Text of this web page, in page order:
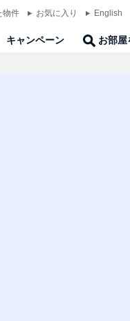
物件 お気に入り English
キャンペーン お部屋